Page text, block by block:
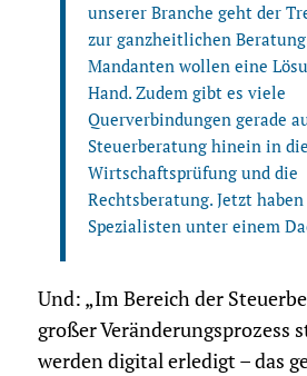
unserer Branche geht der
zur ganzheitlichen
Mandanten wollen eine
Hand. Zudem gibt es viele
Querverbindungen gerade
Steuerberatung hinein in die
Wirtschaftsprüfung und die
Rechtsberatung. Jetzt
Spezialisten unter einem
Und: „Im Bereich der
großer Veränderungsprozess
werden digital erledigt – das